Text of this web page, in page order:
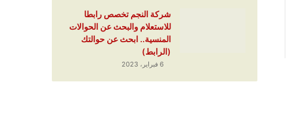
شركة النجم تخصص رابطا
للاستعلام والبحث عن الحوالات
المنسية.. ابحث عن حوالتك
(الرابط)
6 فبراير، 2023